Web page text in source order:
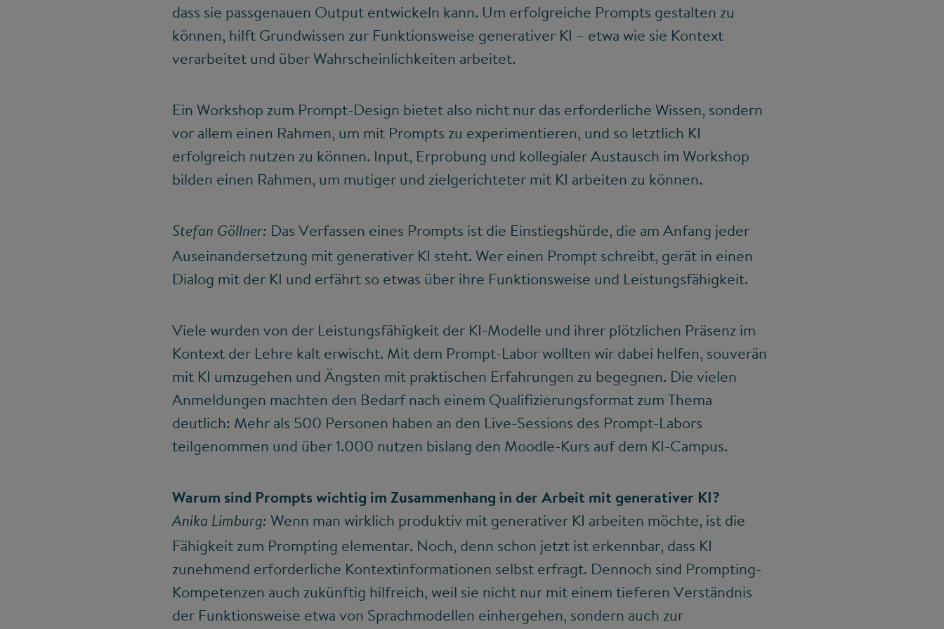
dass sie passgenauen Output entwickeln kann. Um erfolgreiche Prompts gestalten zu
können, hilft Grundwissen zur Funktionsweise generativer KI – etwa wie sie Kontext
verarbeitet und über Wahrscheinlichkeiten arbeitet.
Ein Workshop zum Prompt-Design bietet also nicht nur das erforderliche Wissen, sondern
vor allem einen Rahmen, um mit Prompts zu experimentieren, und so letztlich KI
erfolgreich nutzen zu können. Input, Erprobung und kollegialer Austausch im Workshop
bilden einen Rahmen, um mutiger und zielgerichteter mit KI arbeiten zu können.
Stefan Göllner: Das Verfassen eines Prompts ist die Einstiegshürde, die am Anfang jeder
Auseinandersetzung mit generativer KI steht. Wer einen Prompt schreibt, gerät in einen
Dialog mit der KI und erfährt so etwas über ihre Funktionsweise und Leistungsfähigkeit.
Viele wurden von der Leistungsfähigkeit der KI-Modelle und ihrer plötzlichen Präsenz im
Kontext der Lehre kalt erwischt. Mit dem Prompt-Labor wollten wir dabei helfen, souverän
mit KI umzugehen und Ängsten mit praktischen Erfahrungen zu begegnen. Die vielen
Anmeldungen machten den Bedarf nach einem Qualifizierungsformat zum Thema
deutlich: Mehr als 500 Personen haben an den Live-Sessions des Prompt-Labors
teilgenommen und über 1.000 nutzen bislang den Moodle-Kurs auf dem KI-Campus.
Warum sind Prompts wichtig im Zusammenhang in der Arbeit mit generativer KI?
Anika Limburg: Wenn man wirklich produktiv mit generativer KI arbeiten möchte, ist die
Fähigkeit zum Prompting elementar. Noch, denn schon jetzt ist erkennbar, dass KI
zunehmend erforderliche Kontextinformationen selbst erfragt. Dennoch sind Prompting-
Kompetenzen auch zukünftig hilfreich, weil sie nicht nur mit einem tieferen Verständnis
der Funktionsweise etwa von Sprachmodellen einhergehen, sondern auch zur